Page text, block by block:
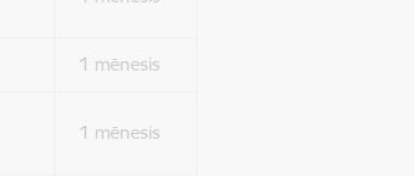
1 mēnesis
1 mēnesis